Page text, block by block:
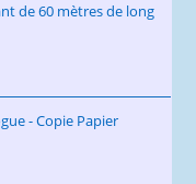
de 60 mètres de long
- Copie Papier